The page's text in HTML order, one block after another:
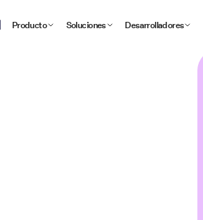
Producto Soluciones Desarrolladores